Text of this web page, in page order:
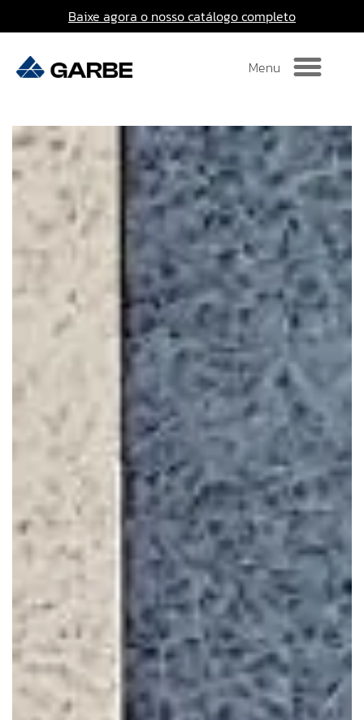
Baixe agora o nosso catálogo completo